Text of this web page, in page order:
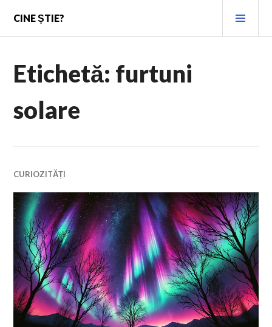
content
CINE ȘTIE?
Etichetă: furtuni
solare
CURIOZITĂȚI